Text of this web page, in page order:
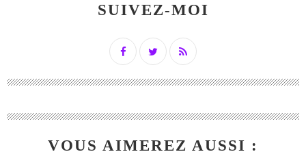
SUIVEZ-MOI
VOUS AIMEREZ AUSSI :